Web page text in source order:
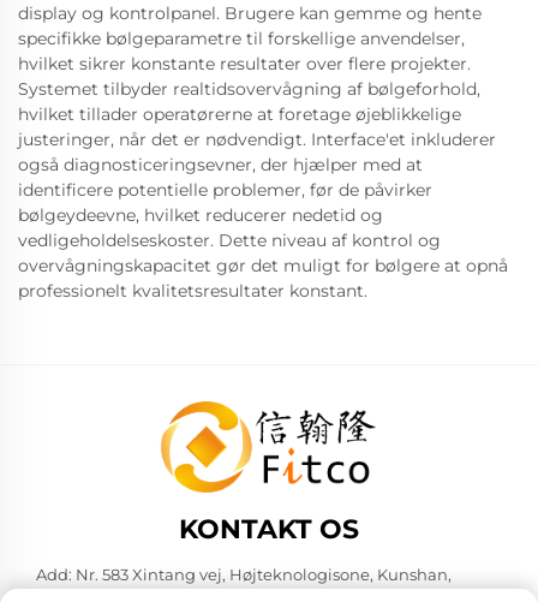
display og kontrolpanel. Brugere kan gemme og hente
specifikke bølgeparametre til forskellige anvendelser,
hvilket sikrer konstante resultater over flere projekter.
Systemet tilbyder realtidsovervågning af bølgeforhold,
hvilket tillader operatørerne at foretage øjeblikkelige
justeringer, når det er nødvendigt. Interface'et inkluderer
også diagnosticeringsevner, der hjælper med at
identificere potentielle problemer, før de påvirker
bølgeydeevne, hvilket reducerer nedetid og
vedligeholdelseskoster. Dette niveau af kontrol og
overvågningskapacitet gør det muligt for bølgere at opnå
professionelt kvalitetsresultater konstant.
KONTAKT OS
Add: Nr. 583 Xintang vej, Højteknologisone, Kunshan,